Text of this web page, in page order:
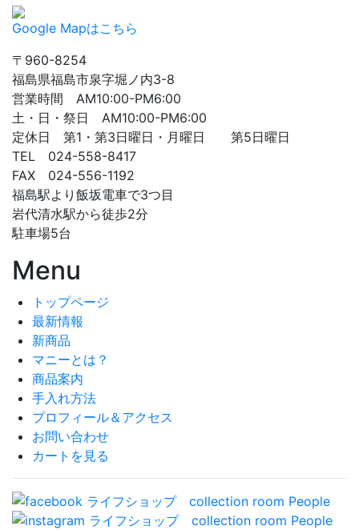
Google Mapはこちら
〒960-8254
福島県福島市泉字堀ノ内3-8
営業時間 AM10:00-PM6:00
土・日・祭日 AM10:00-PM6:00
定休日 第1・第3日曜日・月曜日 第5日曜日
TEL 024-558-8417
FAX 024-556-1192
福島駅より飯坂電車で3つ目
岩代清水駅から徒歩2分
駐車場5台
Menu
トップページ
最新情報
新商品
マニーとは？
商品案内
手入れ方法
プロフィール＆アクセス
お問い合わせ
カートを見る